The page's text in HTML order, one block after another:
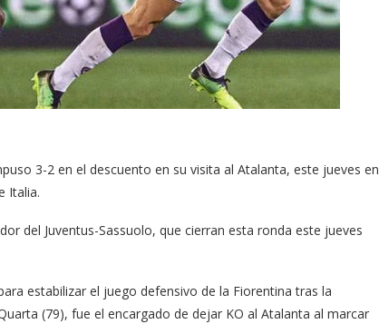
3-2 en el descuento en su visita al Atalanta, este jueves en
Italia.
del Juventus-Sassuolo, que cierran esta ronda este jueves
estabilizar el juego defensivo de la Fiorentina tras la
(79), fue el encargado de dejar KO al Atalanta al marcar